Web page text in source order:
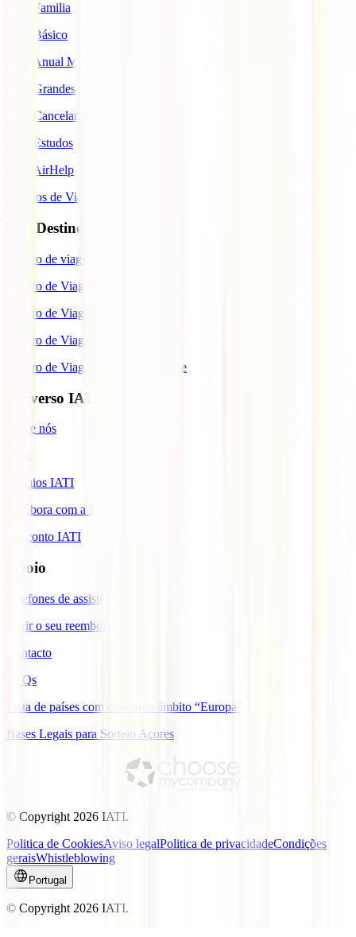
IATI Familia
IATI Básico
IATI Anual Multiviagem
IATI Grandes Viajantes
IATI Cancelamento Premium
IATI Estudos
IATI AirHelp
Seguros de Viagem
Top Destinos
Seguro de viagem para o Japão
Seguro de Viagem para os EUA
Seguro de Viagem para o Brasil
Seguro de Viagem para Tailândia
Seguro de Viagem para Cabo Verde
Universo IATI
Sobre nós
Prémios IATI
Colabora com a IATI
Desconto IATI
Apoio
Telefones de assistência
Gerir o seu reembolso
Contacto
FAQs
Lista de países com cobertura âmbito “Europa”
Bases Legais para Sorteio Açores
© Copyright 2026 IATI.
Politica de CookiesAviso legalPolitica de privacidadeCondições
geraisWhistleblowing
Portugal
© Copyright 2026 IATI.